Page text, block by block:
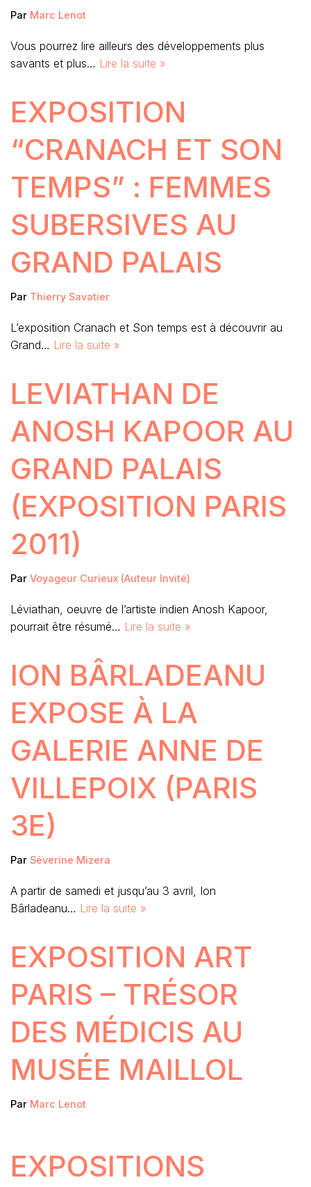
Par Marc Lenot
Vous pourrez lire ailleurs des développements plus
savants et plus… Lire la suite »
EXPOSITION
“CRANACH ET SON
TEMPS” : FEMMES
SUBERSIVES AU
GRAND PALAIS
Par Thierry Savatier
L’exposition Cranach et Son temps est à découvrir au
Grand… Lire la suite »
LEVIATHAN DE
ANOSH KAPOOR AU
GRAND PALAIS
(EXPOSITION PARIS
2011)
Par Voyageur Curieux (Auteur Invité)
Léviathan, oeuvre de l’artiste indien Anosh Kapoor,
pourrait être résumé… Lire la suite »
ION BÂRLADEANU
EXPOSE À LA
GALERIE ANNE DE
VILLEPOIX (PARIS
3E)
Par Séverine Mizera
A partir de samedi et jusqu’au 3 avril, Ion
Bârladeanu… Lire la suite »
EXPOSITION ART
PARIS – TRÉSOR
DES MÉDICIS AU
MUSÉE MAILLOL
Par Marc Lenot
EXPOSITIONS